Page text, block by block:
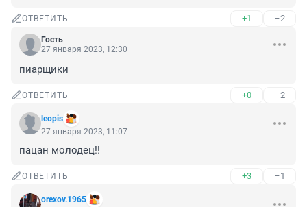
ОТВЕТИТЬ +1 –2
Гость
27 января 2023, 12:30
пиарщики
ОТВЕТИТЬ +0 –2
leopis
27 января 2023, 11:07
пацан молодец!!
ОТВЕТИТЬ +3 –1
orexov.1965